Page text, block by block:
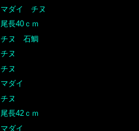
マダイ チヌ
尾長40ｃｍ
チヌ 石鯛
チヌ
チヌ
マダイ
チヌ
尾長42ｃｍ
マダイ